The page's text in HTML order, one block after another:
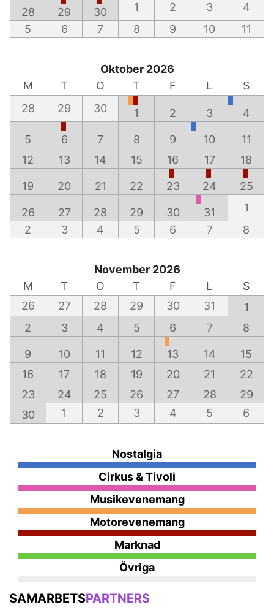
28 29 30 1 2 3
4
5
6 7 8 9 10 11
Oktober 2026
M
T O T F L
S
28
29 30 1 2 3 4
5 6 7 8 9 10
11
12
13 14 15 16 17 18
19 20 21 22 23 24 25
26 27 28 29 30 31
1
2
3 4 5 6 7 8
November 2026
M
T O T F L
S
26
27 28 29 30 31
1
2
3 4 5 6 7 8
9 10 11 12 13 14
15
16
17 18 19 20 21
22
23
24 25 26 27 28
29
30
1 2 3 4 5 6
Nostalgia
Cirkus & Tivoli
Musikevenemang
Motorevenemang
Marknad
Övriga
SAMARBETSPARTNERS